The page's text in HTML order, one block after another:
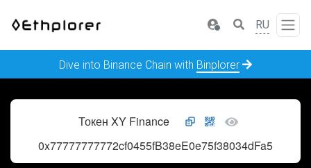
RU
Dive into Binance Chain with Binplorer
Токен XY Finance
0x77777777772cf0455fB38eE0e75f38034dFa50DE